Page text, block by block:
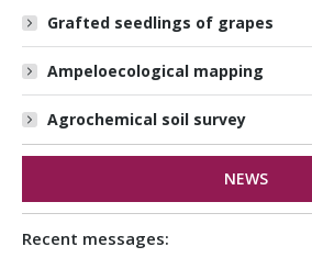
Grafted seedlings of grapes
Ampeloecological mapping
Agrochemical soil survey
NEWS
Recent messages: